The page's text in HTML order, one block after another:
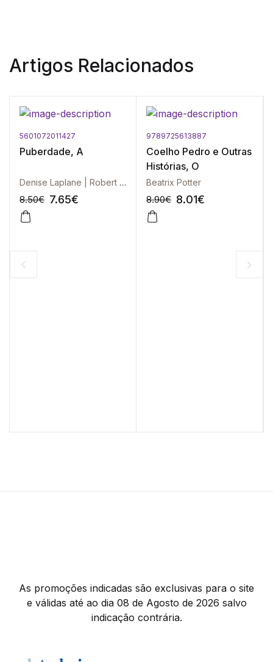
Artigos Relacionados
5601072011427
Puberdade, A
Denise Laplane | Robert Laplane | Géraud Lasfargues
8.50€ 7.65€
-10%
9789725613887
Coelho Pedro e Outras
Histórias, O
Beatrix Potter
8.90€ 8.01€
As promoções indicadas são exclusivas para o site
e válidas até ao dia 08 de Agosto de 2026 salvo
indicação contrária.